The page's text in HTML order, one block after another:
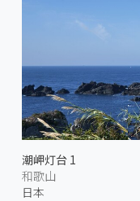
潮岬灯台 1
和歌山
日本